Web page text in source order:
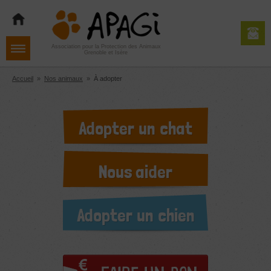
navigation
contenu
Aller
pied
de
Association pour la Protection des Animaux
Grenoble et Isère
Accueil » Nos animaux » À adopter
Adopter un chat
Nous aider
Adopter un chien